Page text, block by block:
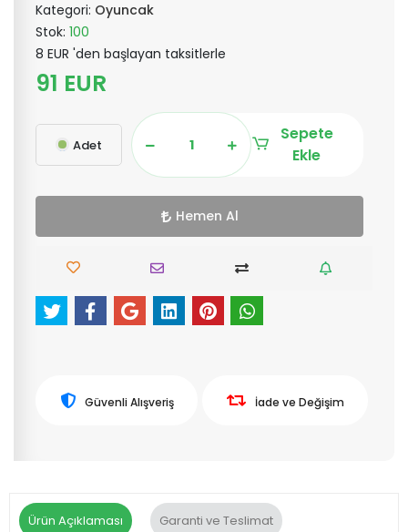
Kategori: Oyuncak
Stok: 100
8 EUR 'den başlayan taksitlerle
91 EUR
Adet
Sepete
Ekle
Hemen Al
Güvenli Alışveriş İade ve Değişim
Ürün Açıklaması Garanti ve Teslimat